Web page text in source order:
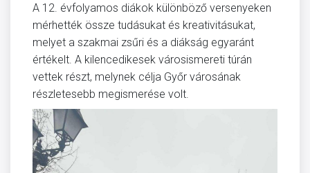
A 12. évfolyamos diákok különböző versenyeken
mérhették össze tudásukat és kreativitásukat,
melyet a szakmai zsűri és a diákság egyaránt
értékelt. A kilencedikesek városismereti túrán
vettek részt, melynek célja Győr városának
részletesebb megismerése volt.